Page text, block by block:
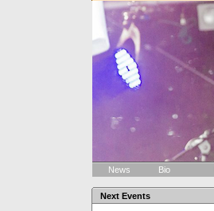
News Bio
Next Events